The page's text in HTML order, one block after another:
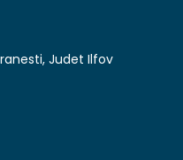
Judet Ilfov